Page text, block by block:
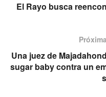
El Rayo busca
Una juez de
sugar baby contra un